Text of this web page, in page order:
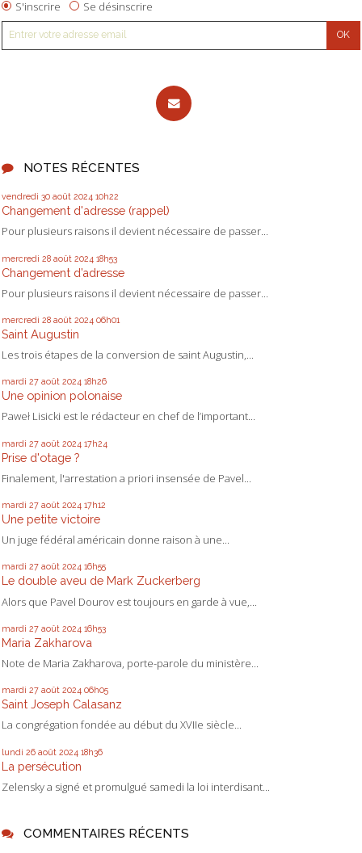
S'inscrire Se désinscrire
NOTES RÉCENTES
vendredi 30 août 2024 10h22
Changement d'adresse (rappel)
Pour plusieurs raisons il devient nécessaire de passer...
mercredi 28 août 2024 18h53
Changement d’adresse
Pour plusieurs raisons il devient nécessaire de passer...
mercredi 28 août 2024 06h01
Saint Augustin
Les trois étapes de la conversion de saint Augustin,...
mardi 27 août 2024 18h26
Une opinion polonaise
Paweł Lisicki est le rédacteur en chef de l’important...
mardi 27 août 2024 17h24
Prise d'otage ?
Finalement, l'arrestation a priori insensée de Pavel...
mardi 27 août 2024 17h12
Une petite victoire
Un juge fédéral américain donne raison à une...
mardi 27 août 2024 16h55
Le double aveu de Mark Zuckerberg
Alors que Pavel Dourov est toujours en garde à vue,...
mardi 27 août 2024 16h53
Maria Zakharova
Note de Maria Zakharova, porte-parole du ministère...
mardi 27 août 2024 06h05
Saint Joseph Calasanz
La congrégation fondée au début du XVIIe siècle...
lundi 26 août 2024 18h36
La persécution
Zelensky a signé et promulgué samedi la loi interdisant...
COMMENTAIRES RÉCENTS